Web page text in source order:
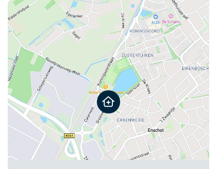
00 -24
U kunt ons hier vinden